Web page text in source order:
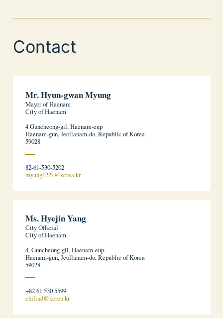
Contact
Mr. Hyun-gwan Myung
Mayor of Haenam
City of Haenam
4 Guncheong-gil, Haenam-eup
Haenam-gun, Jeollanam-do, Republic of Korea
59028
82-61-530-5202
myung1221@korea.kr
Ms. Hyejin Yang
City Official
City of Haenam
4, Guncheong-gil, Haenam-eup
Haenam-gun, Jeollanam-do, Republic of Korea
59028
+82 61 530 5599
chiliad@korea.kr